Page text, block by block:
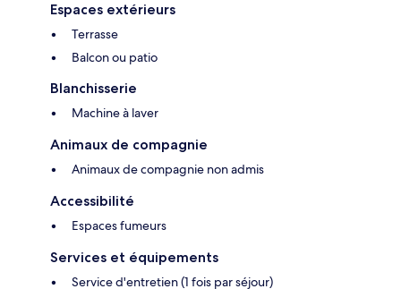
Espaces extérieurs
Terrasse
Balcon ou patio
Blanchisserie
Machine à laver
Animaux de compagnie
Animaux de compagnie non admis
Accessibilité
Espaces fumeurs
Services et équipements
Service d'entretien (1 fois par séjour)